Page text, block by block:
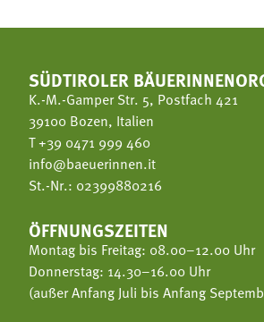
SÜDTIROLER
K.-M.-Gamper Str. 5, Postfach 421
39100 Bozen, Italien
T+39 0471 999 460
info@baeuerinnen.it
St.-Nr.: 02399880216
ÖFFNUNGSZEITEN
Montag bis Freitag: 08.00–12.00 Uhr
Donnerstag: 14.30–16.00 Uhr
(außer Anfang Juli bis Anfang